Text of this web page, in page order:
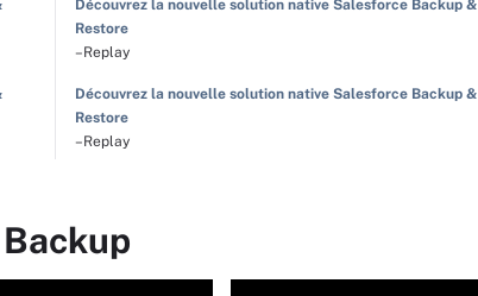
Découvrez la nouvelle solution native Salesforce Backup &
Restore
–Replay
Découvrez la nouvelle solution native Salesforce Backup &
Restore
–Replay